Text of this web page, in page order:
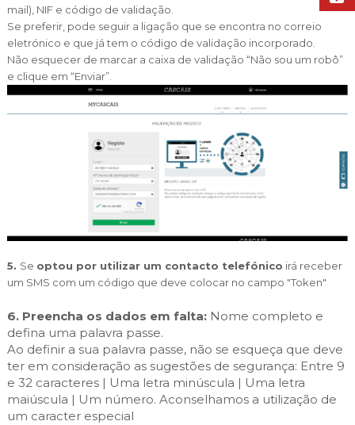
mail), NIF e código de validação.
Se preferir, pode seguir a ligação que se encontra no correio
eletrónico e que já tem o código de validação incorporado.
Não esquecer de marcar a caixa de validação “Não sou um robô”
e clique em “Enviar”.
5. Se optou por utilizar um contacto telefónico irá receber
um SMS com um código que deve colocar no campo "Token"
6. Preencha os dados em falta: Nome completo e
defina uma palavra passe.
Ao definir a sua palavra passe, não se esqueça que deve
ter em consideração as sugestões de segurança: Entre 9
e 32 caracteres | Uma letra minúscula | Uma letra
maiúscula | Um número. Aconselhamos a utilização de
um caracter especial